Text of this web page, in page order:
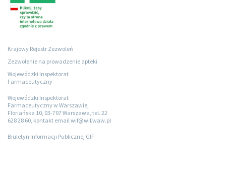
Krajowy Rejestr Zezwoleń
Zezwolenie na prowadzenie apteki
Wojewódzki Inspektorat
Farmaceutyczny
Wojewódzki Inspektorat
Farmaceutyczny w Warszawie,
Floriańska 10, 03-707 Warszawa, tel. 22
628 28 60, kontakt email wif@wif.waw.pl
Biuletyn Informacji Publicznej GIF